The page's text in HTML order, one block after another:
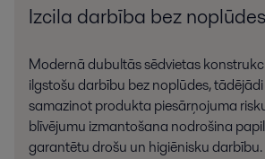
Izcila darbība bez noplūdes
Modernā dubultās sēdvietas
ilgstošu darbību bez noplūdes,
samazinot produkta piesārņojuma
blīvējumu izmantošana nodrošina
garantētu drošu un higiēnisku darbību.